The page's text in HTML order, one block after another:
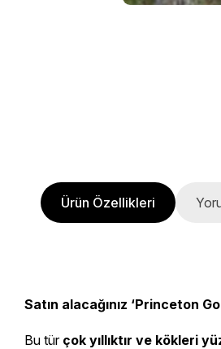
Ürün Özellikleri
Satın alacağınız ‘Princeton
Bu tür çok yıllıktır ve kökleri